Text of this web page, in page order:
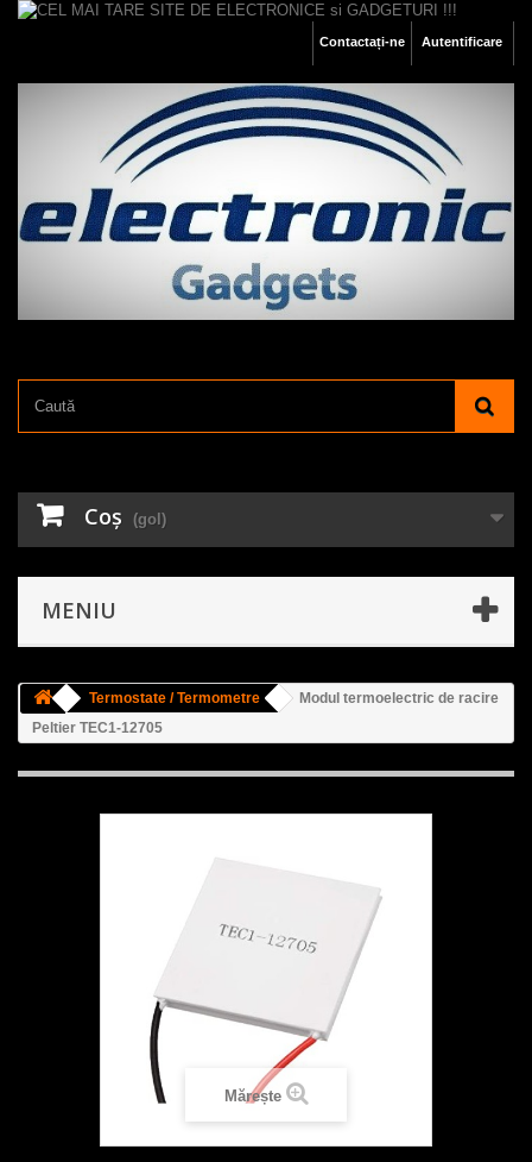
Autentificare
Contactați-ne
Coş (gol)
MENIU
Termostate / Termometre
Modul termoelectric de racire
Peltier TEC1-12705
Mărește